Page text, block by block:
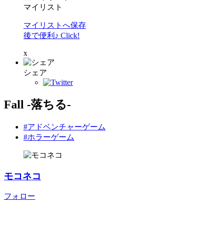
マイリスト
マイリストへ保存
後で便利♪ Click!
x
シェア
Fall -落ちる-
#アドベンチャーゲーム
#ホラーゲーム
モコネコ
フォロー